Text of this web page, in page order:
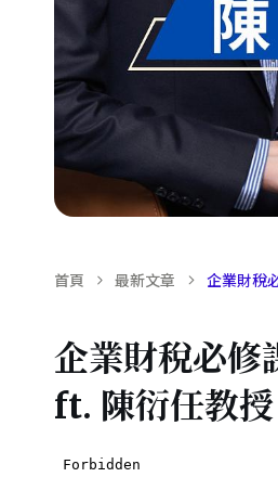
首頁 最新文章 企業財稅
企業財稅必修
ft. 陳衍任教授